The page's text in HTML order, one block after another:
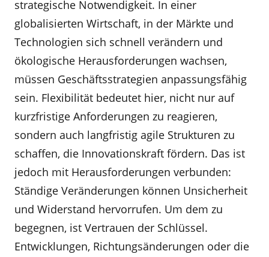
strategische Notwendigkeit. In einer
globalisierten Wirtschaft, in der Märkte und
Technologien sich schnell verändern und
ökologische Herausforderungen wachsen,
müssen Geschäftsstrategien anpassungsfähig
sein. Flexibilität bedeutet hier, nicht nur auf
kurzfristige Anforderungen zu reagieren,
sondern auch langfristig agile Strukturen zu
schaffen, die Innovationskraft fördern. Das ist
jedoch mit Herausforderungen verbunden:
Ständige Veränderungen können Unsicherheit
und Widerstand hervorrufen. Um dem zu
begegnen, ist Vertrauen der Schlüssel.
Entwicklungen, Richtungsänderungen oder die